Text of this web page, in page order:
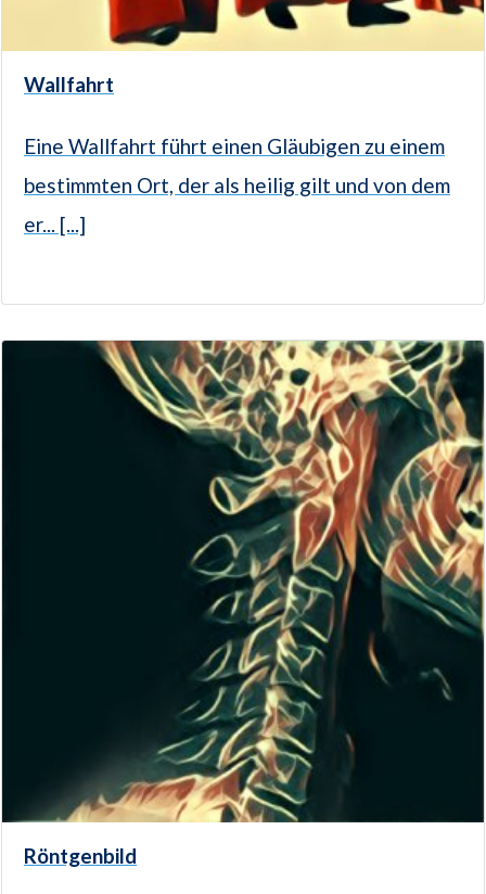
Wallfahrt
Eine Wallfahrt führt einen Gläubigen zu einem
bestimmten Ort, der als heilig gilt und von dem
er... [...]
Röntgenbild